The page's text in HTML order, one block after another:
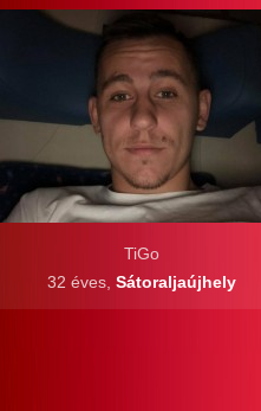
TiGo
32 éves, Sátoraljaújhely